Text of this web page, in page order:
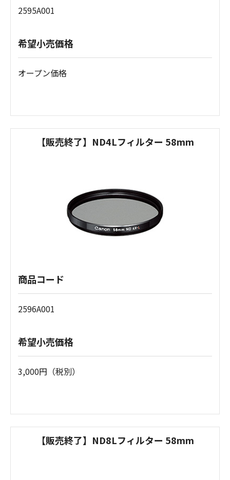
2595A001
希望小売価格
オープン価格
【販売終了】ND4Lフィルター 58mm
商品コード
2596A001
希望小売価格
3,000円（税別）
【販売終了】ND8Lフィルター 58mm